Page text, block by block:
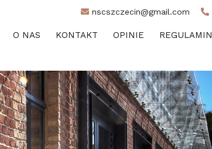
nscszczecin@gmail.com
O NAS KONTAKT OPINIE REGULAMIN